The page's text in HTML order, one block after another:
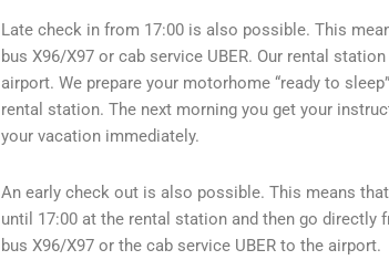
Late check in from 17:00 is also possible. This
bus X96/X97 or cab service UBER. Our rental
airport. We prepare your motorhome “ready to
rental station. The next morning you get your
your vacation immediately.
An early check out is also possible. This means
until 17:00 at the rental station and then go directly
bus X96/X97 or the cab service UBER to the airport.